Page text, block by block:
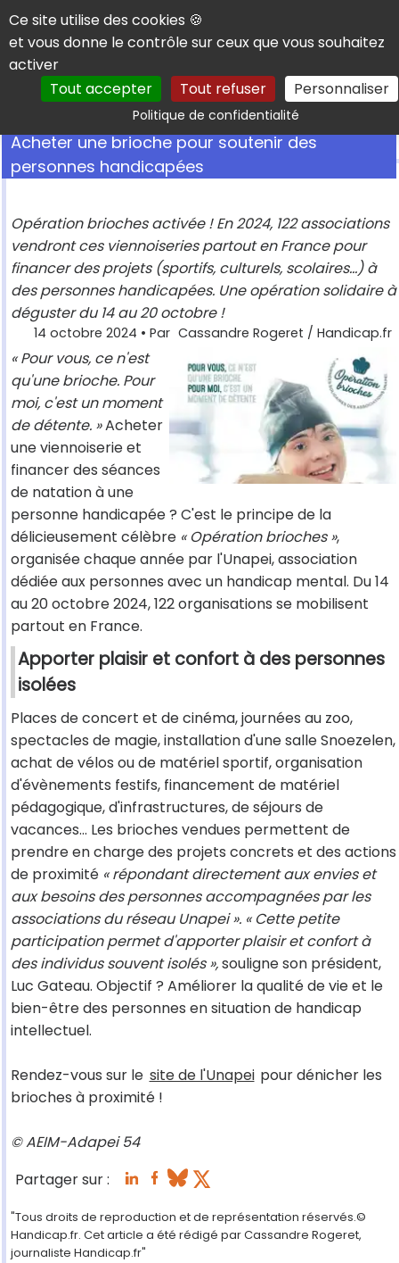
Panneau de gestion des cookies
Ce site utilise des cookies 🍪
et vous donne le contrôle sur ceux que vous souhaitez
activer
Tout accepter
Tout refuser Personnaliser
Politique de confidentialitéRechercher
Acheter une brioche pour soutenir des
personnes handicapées
Opération brioches activée ! En 2024, 122 associations
vendront ces viennoiseries partout en France pour
financer des projets (sportifs, culturels, scolaires...) à
des personnes handicapées. Une opération solidaire à
déguster du 14 au 20 octobre !
14 octobre 2024 • Par Cassandre Rogeret / Handicap.fr
« Pour vous, ce n'est
qu'une brioche. Pour
moi, c'est un moment
de détente. »Acheter
une viennoiserie et
financer des séances
de natation à une
personne handicapée ? C'est le principe de la
délicieusement célèbre « Opération brioches »,
organisée chaque année par l'Unapei, association
dédiée aux personnes avec un handicap mental. Du 14
au 20 octobre 2024, 122 organisations se mobilisent
partout en France.
Apporter plaisir et confort à des personnes
isolées
Places de concert et de cinéma, journées au zoo,
spectacles de magie, installation d'une salle Snoezelen,
achat de vélos ou de matériel sportif, organisation
d'évènements festifs, financement de matériel
pédagogique, d'infrastructures, de séjours de
vacances... Les brioches vendues permettent de
prendre en charge des projets concrets et des actions
de proximité « répondant directement aux envies et
aux besoins des personnes accompagnées par les
associations du réseau Unapei ». « Cette petite
participation permet d'apporter plaisir et confort à
des individus souvent isolés »,souligne son président,
Luc Gateau. Objectif ? Améliorer la qualité de vie et le
bien-être des personnes en situation de handicap
intellectuel.
Rendez-vous sur le site de l'Unapei pour dénicher les
brioches à proximité !
© AEIM-Adapei 54
Partager sur :
"Tous droits de reproduction et de représentation réservés.©
Handicap.fr. Cet article a été rédigé par Cassandre Rogeret,
journaliste Handicap.fr"